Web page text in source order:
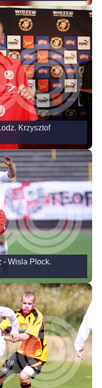
Krzysztof
- Wisla Plock.